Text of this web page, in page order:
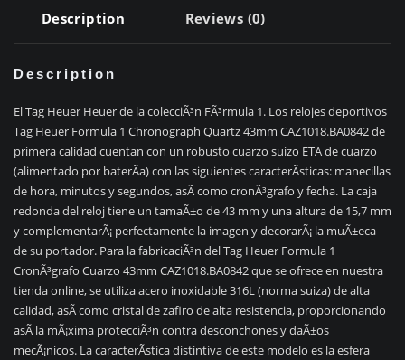
Description Reviews (0)
Description
El Tag Heuer Heuer de la colecciÃ³n FÃ³rmula 1. Los relojes deportivos
Tag Heuer Formula 1 Chronograph Quartz 43mm CAZ1018.BA0842 de
primera calidad cuentan con un robusto cuarzo suizo ETA de cuarzo
(alimentado por baterÃ­a) con las siguientes caracterÃ­sticas: manecillas
de hora, minutos y segundos, asÃ­ como cronÃ³grafo y fecha. La caja
redonda del reloj tiene un tamaÃ±o de 43 mm y una altura de 15,7 mm
y complementarÃ¡ perfectamente la imagen y decorarÃ¡ la muÃ±eca
de su portador. Para la fabricaciÃ³n del Tag Heuer Formula 1
CronÃ³grafo Cuarzo 43mm CAZ1018.BA0842 que se ofrece en nuestra
tienda online, se utiliza acero inoxidable 316L (norma suiza) de alta
calidad, asÃ­ como cristal de zafiro de alta resistencia, proporcionando
asÃ­ la mÃ¡xima protecciÃ³n contra desconchones y daÃ±os
mecÃ¡nicos. La caracterÃ­stica distintiva de este modelo es la esfera